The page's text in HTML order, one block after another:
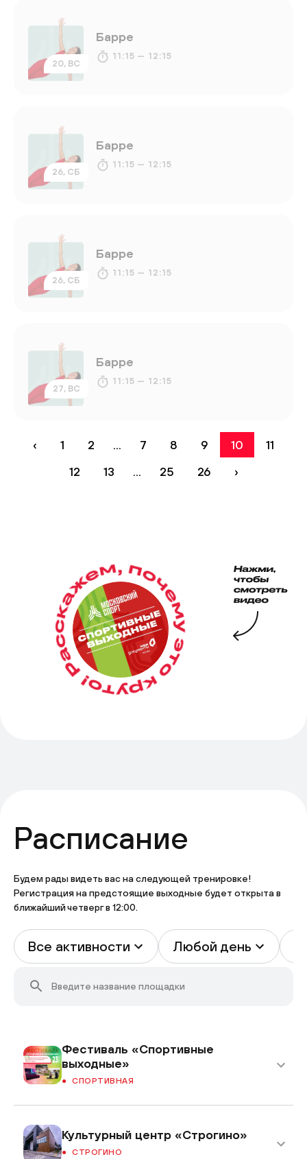
20, ВС
Барре
11:15 — 12:15
26, СБ
Барре
11:15 — 12:15
26, СБ
Барре
11:15 — 12:15
27, ВС
Барре
11:15 — 12:15
‹ 1 2 ... 7 8 9 10
11
12
13 ... 25 26 ›
Расписание
Будем рады видеть вас на следующей тренировке!
Регистрация на предстоящие выходные будет открыта в
ближайший четверг в 12:00.
Все активности Любой день
Фестиваль «Спортивные
выходные»
СПОРТИВНАЯ
Культурный центр «Строгино»
СТРОГИНО